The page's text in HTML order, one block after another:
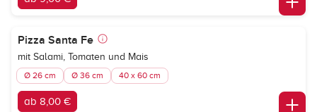
Pizza Santa Fe
mit Salami, Tomaten und Mais
Ø 26 cm Ø 36 cm 40 x 60 cm
ab 8,00 €